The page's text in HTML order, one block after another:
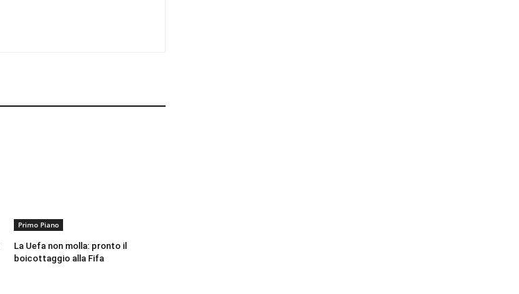
Primo Piano
La Uefa non molla: pronto il
boicottaggio alla Fifa